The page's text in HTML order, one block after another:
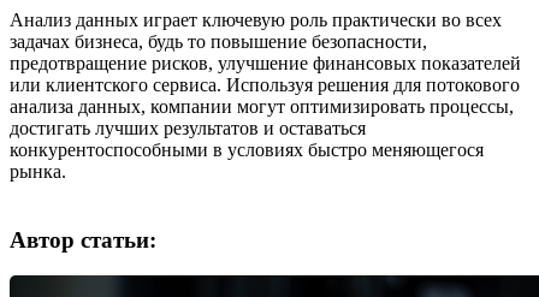
Анализ данных играет ключевую роль практически во всех
задачах бизнеса, будь то повышение безопасности,
предотвращение рисков, улучшение финансовых показателей
или клиентского сервиса. Используя решения для потокового
анализа данных, компании могут оптимизировать процессы,
достигать лучших результатов и оставаться
конкурентоспособными в условиях быстро меняющегося
рынка.
Автор статьи: